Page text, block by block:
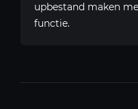
upbestand maken
functie.